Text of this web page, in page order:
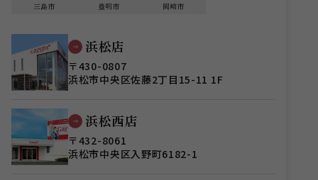
三島市
豊明市 岡崎市
浜松店
〒430-0807
浜松市中央区佐藤2丁目15-11 1F
浜松西店
〒432-8061
浜松市中央区入野町6182-1